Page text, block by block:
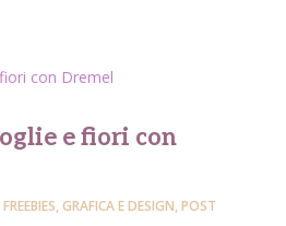
e fiori con
FREEBIES,GRAFICA E DESIGN,POST